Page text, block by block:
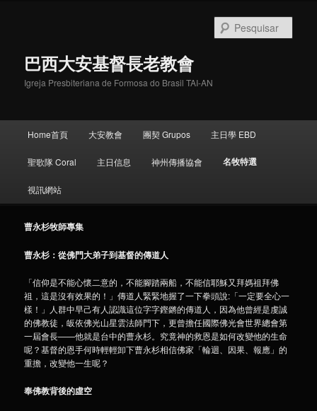
principal巴西大安基督長老教會
Igreja Presbiteriana de Formosa do Brasil TAI-AN
principal
Home首頁 大安教會 團契 Grupos 主日學 EBD
聖歌隊 Coral 主日信息 神州傳播協會 名牧特選
視訊網站
曹永杉牧師專集
曹永杉：從佛門大弟子到基督的傳道人
「信仰是不能心懷二意的，不能腳踏兩船，不能信耶穌又拜媽祖拜佛
祖，這是沒有效果的！」傳道人緊緊地握了一下拳頭說:「一定要全心一
樣！」人群中早己有人認識這位字字鏗鏘的傳道人，因為他曾經是虔誠
的佛教徒，皈依佛光山星雲法師門下，更曾擔任國際佛光會世界總會第
一屆會長——他就是台中的曹永杉。究竟神的救恩是如何改變他的生命
呢？基督的恩手何時輕輕卸下曹永杉相信佛家「輪迴、因果、報應」的
重擔，改變他一生呢？
奉佛教背後的虛空